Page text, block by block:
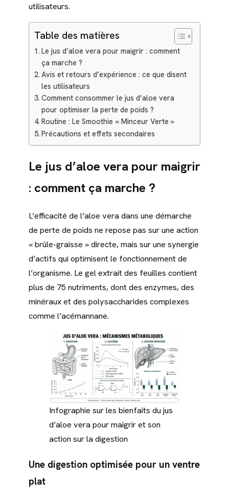
utilisateurs.
Table des matières
Le jus d’aloe vera pour maigrir : comment
ça marche ?
Avis et retours d’expérience : ce que disent
les utilisateurs
Comment consommer le jus d’aloe vera
pour optimiser la perte de poids ?
Routine : Le Smoothie « Minceur Verte »
Précautions et effets secondaires
Le jus d’aloe vera pour maigrir
: comment ça marche ?
L’efficacité de l’aloe vera dans une démarche
de perte de poids ne repose pas sur une action
« brûle-graisse » directe, mais sur une synergie
d’actifs qui optimisent le fonctionnement de
l’organisme. Le gel extrait des feuilles contient
plus de 75 nutriments, dont des enzymes, des
minéraux et des polysaccharides complexes
comme l’acémannane.
Infographie sur les bienfaits du jus
d’aloe vera pour maigrir et son
action sur la digestion
Une digestion optimisée pour un ventre
plat